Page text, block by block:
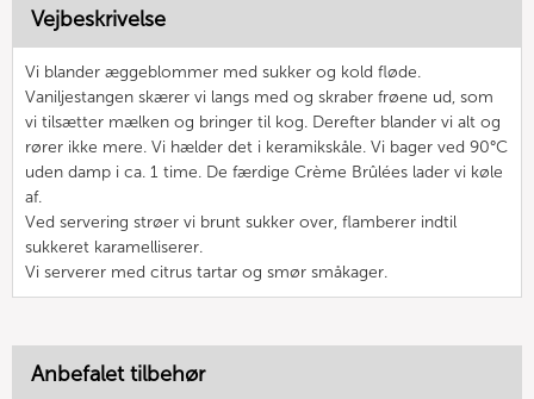
Vejbeskrivelse
Vi blander æggeblommer med sukker og kold fløde.
Vaniljestangen skærer vi langs med og skraber frøene ud, som
vi tilsætter mælken og bringer til kog. Derefter blander vi alt og
rører ikke mere. Vi hælder det i keramikskåle. Vi bager ved 90°C
uden damp i ca. 1 time. De færdige Crème Brûlées lader vi køle
af.
Ved servering strøer vi brunt sukker over, flamberer indtil
sukkeret karamelliserer.
Vi serverer med citrus tartar og smør småkager.
Anbefalet tilbehør